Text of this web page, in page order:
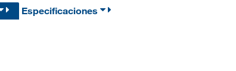
Especificaciones